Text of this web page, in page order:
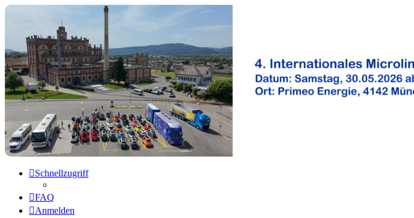
Microlino Forum
Hier findest du Informationen über den Microlino
Zum Inhalt
Schnellzugriff
FAQ
Anmelden